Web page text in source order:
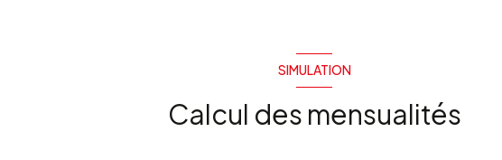
SIMULATION
Calcul des mensualités